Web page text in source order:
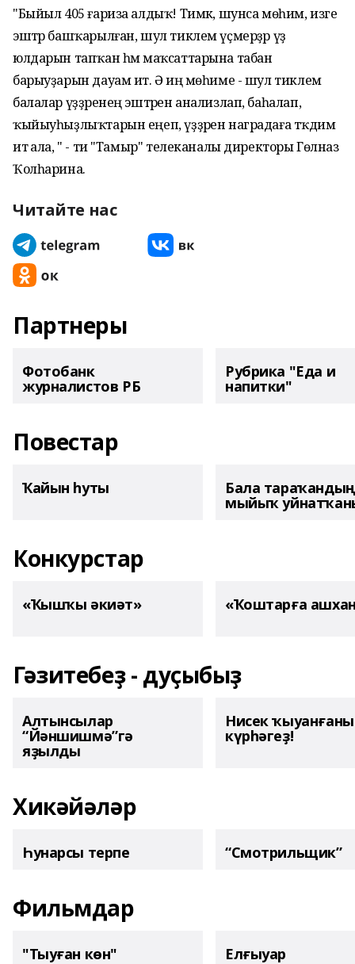
"Быйыл 405 ғариза алдыҡ! Тимәк, шунса мөһим, изге
эштәр башҡарылған, шул тиклем үҫмерҙәр үҙ
юлдарын тапҡан һәм маҡсаттарына табан
барыуҙарын дауам итә. Ә иң мөһиме - шул тиклем
балалар үҙҙәренең эштәрен анализлап, баһалап,
ҡыйыуһыҙлыҡтарын еңеп, үҙҙәрен наградаға тәҡдим
итә ала, " - ти "Тамыр" телеканалы директоры Гөлназ
Ҡолһарина.
Читайте нас
Партнеры
Фотобанк
журналистов РБ
Рубрика "Еда и
напитки"
Повестар
Ҡайын һуты Бала тараҡандың
мыйыҡ
Конкурстар
«Ҡышҡы әкиәт» «Ҡоштарға
Гәзитебеҙ - дуҫыбыҙ
Алтынсылар
“Йәншишмә”гә
яҙылды
Нисек
күрһәгеҙ!
Хикәйәләр
Һунарсы терпе “Смотрильщик”
Фильмдар
"Тыуған көн" Елғыуар